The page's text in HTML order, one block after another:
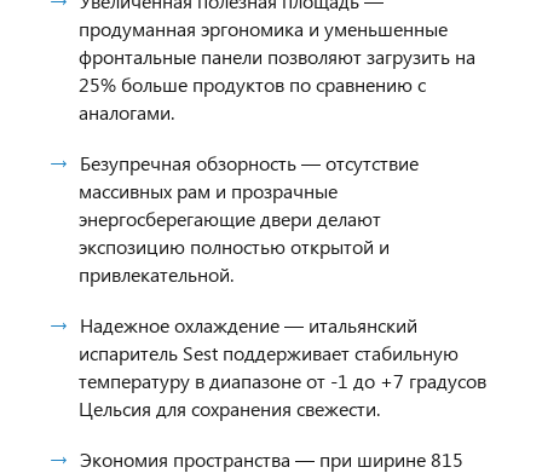
продуманная эргономика и уменьшенные
фронтальные панели позволяют загрузить на
25% больше продуктов по сравнению с
аналогами.
Безупречная обзорность — отсутствие
массивных рам и прозрачные
энергосберегающие двери делают
экспозицию полностью открытой и
привлекательной.
Надежное охлаждение — итальянский
испаритель Sest поддерживает стабильную
температуру в диапазоне от -1 до +7 градусов
Цельсия для сохранения свежести.
Экономия пространства — при ширине 815